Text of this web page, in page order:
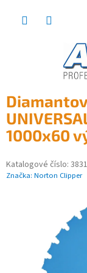
1000x60
Katalogové číslo: 3831
Značka: Norton Clipper